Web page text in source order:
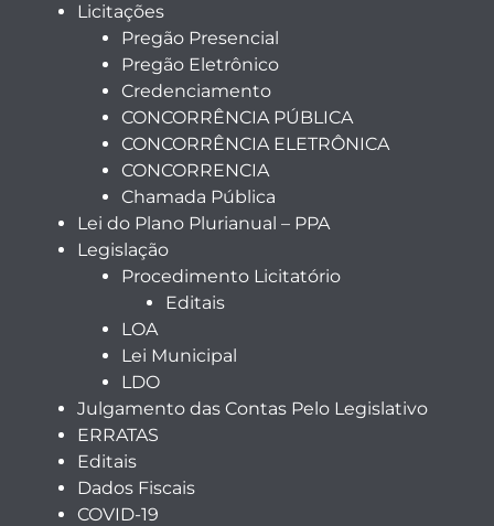
Licitações
Pregão Presencial
Pregão Eletrônico
Credenciamento
CONCORRÊNCIA PÚBLICA
CONCORRÊNCIA ELETRÔNICA
CONCORRENCIA
Chamada Pública
Lei do Plano Plurianual – PPA
Legislação
Procedimento Licitatório
Editais
LOA
Lei Municipal
LDO
Julgamento das Contas Pelo Legislativo
ERRATAS
Editais
Dados Fiscais
COVID-19